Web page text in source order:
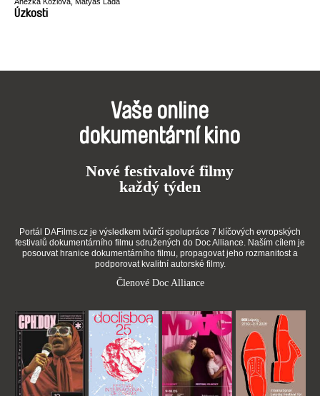
Úzkosti
Vaše online
dokumentární kino
Nové festivalové filmy
každý týden
Portál DAFilms.cz je výsledkem tvůrčí spolupráce 7 klíčových evropských
festivalů dokumentárního filmu sdružených do Doc Alliance. Naším cílem je
posouvat hranice dokumentárního filmu, propagovat jeho rozmanitost a
podporovat kvalitní autorské filmy.
Členové Doc Alliance